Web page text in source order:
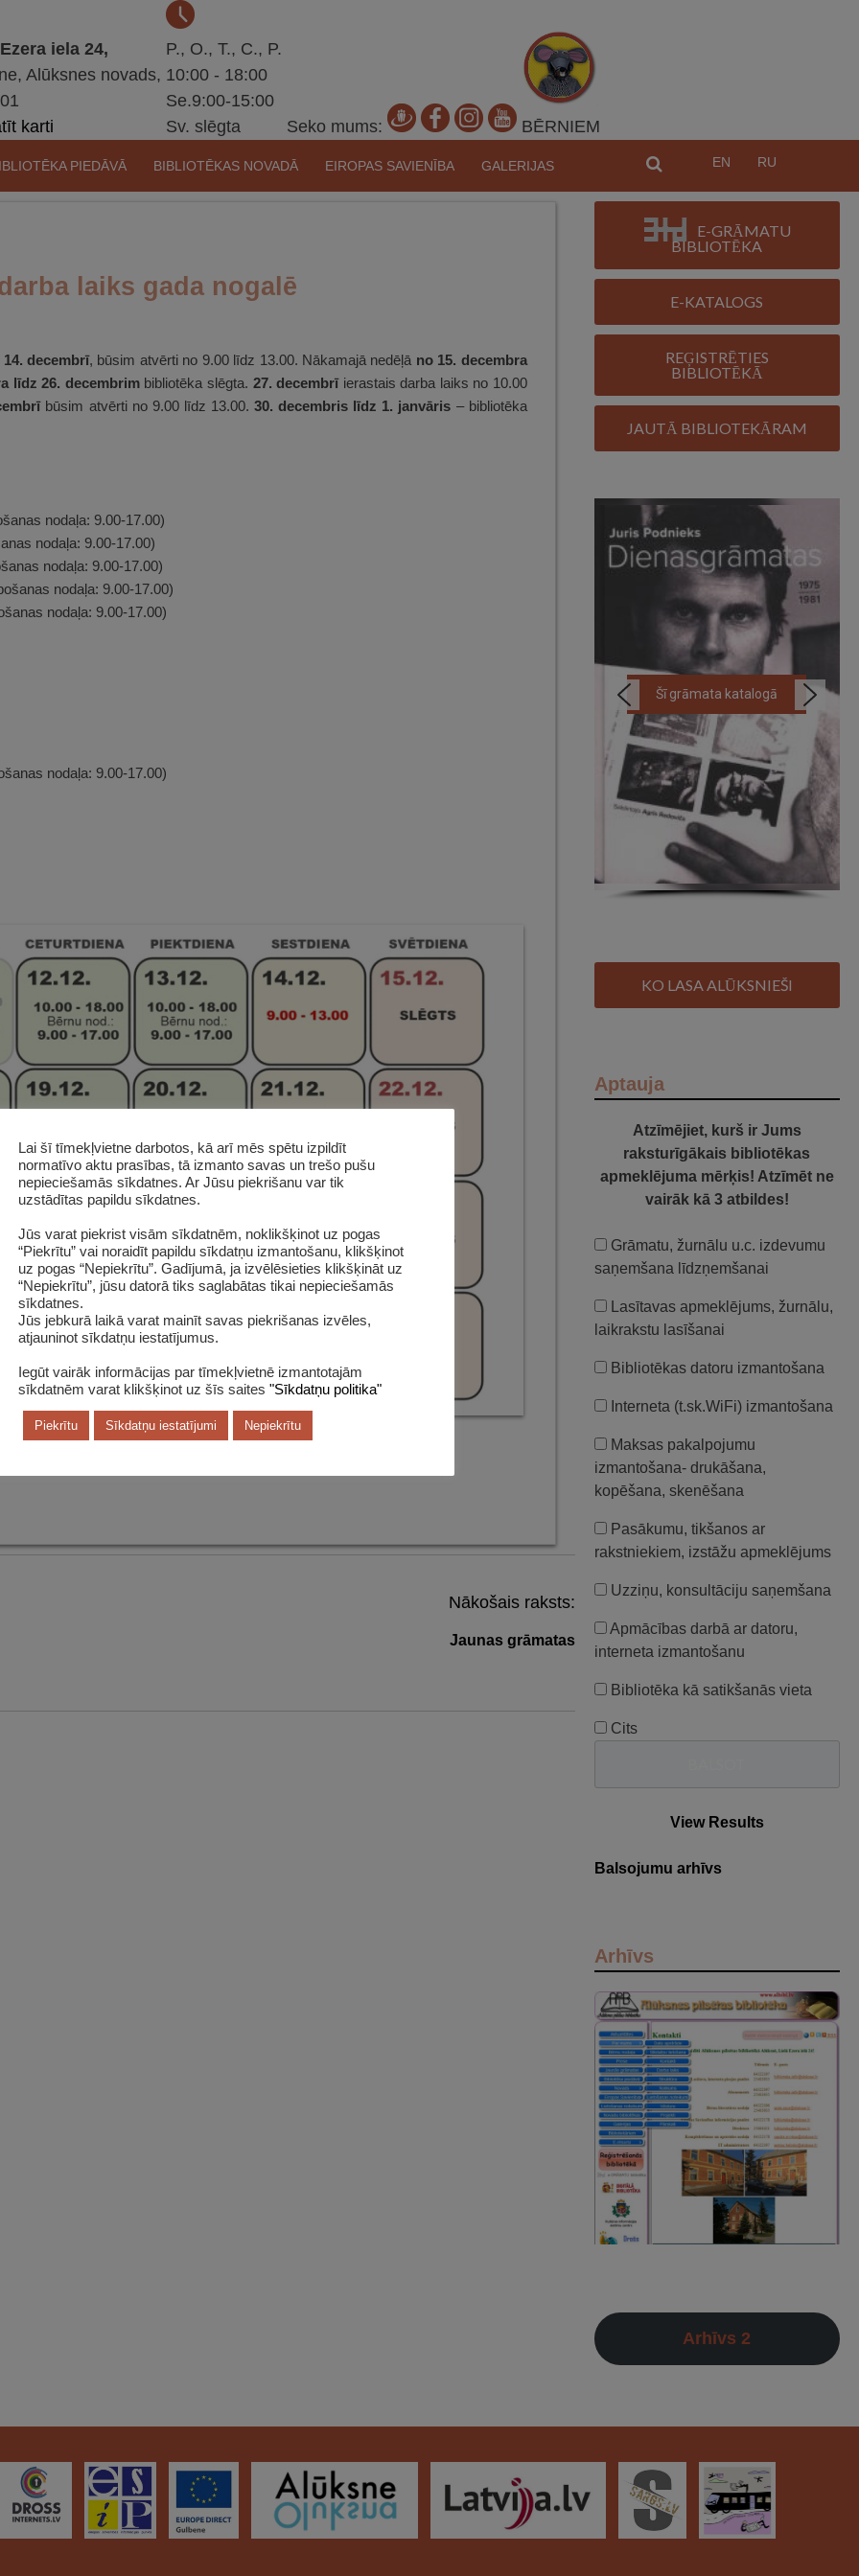
iela 24,
Alūksnes novads,
karti
P., O., T., C., P.
10:00 - 18:00
Se.9:00-15:00
Sv. slēgta
Seko mums:
BĒRNIEM
EN RU
PIEDĀVĀ BIBLIOTĒKAS NOVADĀ EIROPAS SAVIENĪBA GALERIJAS
laiks gada nogalē
decembrī, būsim atvērti no 9.00 līdz 13.00. Nākamajā nedēļā no 15. decembra
līdz 26. decembrimbibliotēka slēgta. 27. decembrīierastais darba laiks no 10.00
būsim atvērti no 9.00 līdz 13.00.30. decembris līdz 1. janvāris – bibliotēka
nodaļa: 9.00-17.00)
nodaļa: 9.00-17.00)
nodaļa: 9.00-17.00)
nodaļa: 9.00-17.00)
nodaļa: 9.00-17.00)
nodaļa: 9.00-17.00)
Nākošais raksts:
Jaunas grāmatas
E-GRĀMATU
BIBLIOTĒKA
E-KATALOGS
REĢISTRĒTIES
BIBLIOTĒKĀ
JAUTĀ BIBLIOTEKĀRAM
Šī grāmata katalogā
KO LASA ALŪKSNIEŠI
Aptauja
Atzīmējiet, kurš ir Jums
raksturīgākais bibliotēkas
apmeklējuma mērķis! Atzīmēt ne
vairāk kā 3 atbildes!
Grāmatu, žurnālu u.c. izdevumu
saņemšana līdzņemšanai
Lasītavas apmeklējums, žurnālu,
laikrakstu lasīšanai
Bibliotēkas datoru izmantošana
Interneta (t.sk.WiFi) izmantošana
Maksas pakalpojumu
izmantošana- drukāšana,
kopēšana, skenēšana
Pasākumu, tikšanos ar
rakstniekiem, izstāžu apmeklējums
Uzziņu, konsultāciju saņemšana
Apmācības darbā ar datoru,
interneta izmantošanu
Bibliotēka kā satikšanās vieta
Cits
View Results
Balsojumu arhīvs
Arhīvs
Arhīvs 2
Lai šī tīmekļvietne darbotos, kā arī mēs spētu izpildīt
normatīvo aktu prasības, tā izmanto savas un trešo pušu
nepieciešamās sīkdatnes. Ar Jūsu piekrišanu var tik
uzstādītas papildu sīkdatnes.
Jūs varat piekrist visām sīkdatnēm, noklikšķinot uz pogas
“Piekrītu” vai noraidīt papildu sīkdatņu izmantošanu, klikšķinot
uz pogas “Nepiekrītu”. Gadījumā, ja izvēlēsieties klikšķināt uz
“Nepiekrītu”, jūsu datorā tiks saglabātas tikai nepieciešamās
sīkdatnes.
Jūs jebkurā laikā varat mainīt savas piekrišanas izvēles,
atjauninot sīkdatņu iestatījumus.
Iegūt vairāk informācijas par tīmekļvietnē izmantotajām
sīkdatnēm varat klikšķinot uz šīs saites "Sīkdatņu politika"
Piekrītu Sīkdatņu iestatījumi Nepiekrītu